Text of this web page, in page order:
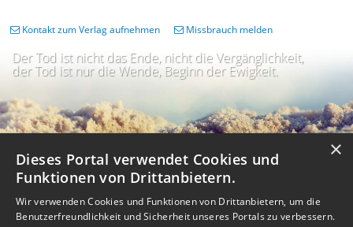
Der Tod ist nicht das Ende, nicht die Vergänglichkeit,
der Tod ist nur die Wende, Beginn der Ewigkeit.
Kontakt zum Verlag aufnehmen Missbrauch melden
×
Dieses Portal verwendet Cookies und
Funktionen von Drittanbietern.
Wir verwenden Cookies und Funktionen von Drittanbietern, um die
Benutzerfreundlichkeit und Sicherheit unseres Portals zu verbessern.